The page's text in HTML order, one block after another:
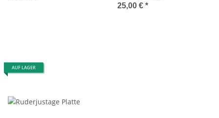
25,00 € *
AUF LAGER